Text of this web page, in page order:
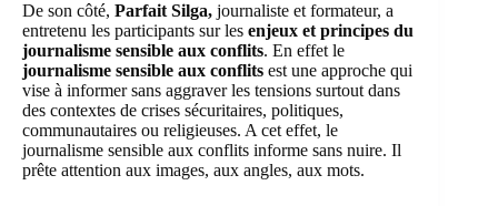
De son côté, Parfait Silga, journaliste et formateur, a
entretenu les participants sur les enjeux et principes du
journalisme sensible aux conflits. En effet le
journalisme sensible aux conflits est une approche qui
vise à informer sans aggraver les tensions surtout dans
des contextes de crises sécuritaires, politiques,
communautaires ou religieuses. A cet effet, le
journalisme sensible aux conflits informe sans nuire. Il
prête attention aux images, aux angles, aux mots.